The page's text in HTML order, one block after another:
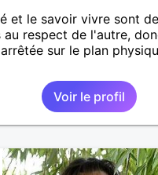
et le savoir vivre sont
au respect de l'autre,
sur le plan
Voir le profil